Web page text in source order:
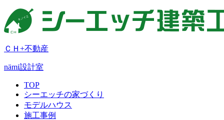
ＣＨ+不動産
nämi設計室
TOP
シーエッチの家づくり
モデルハウス
施工事例